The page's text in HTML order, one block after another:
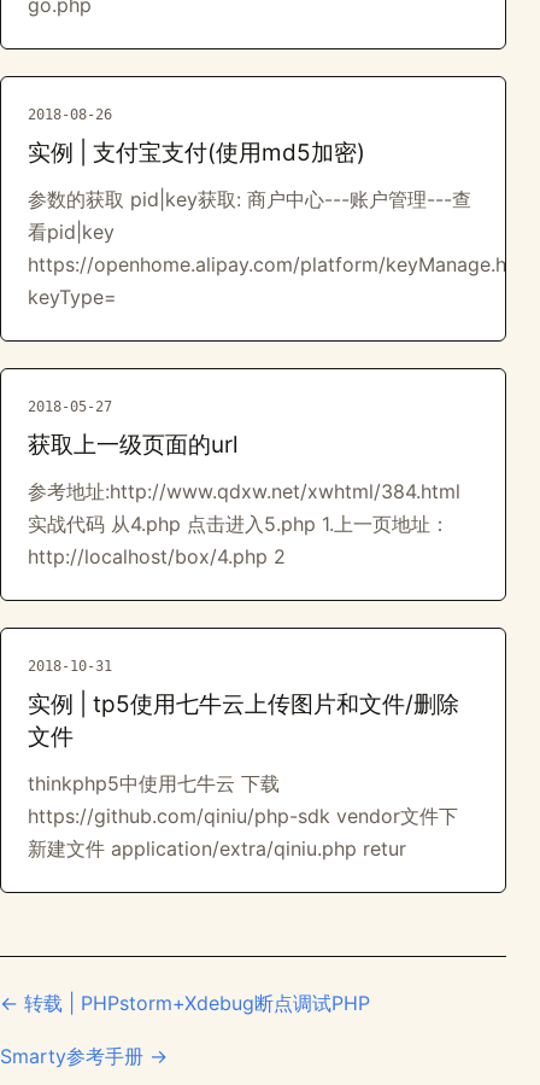
2018-08-26
实例 | 支付宝支付(使用md5加密)
参数的获取 pid|key获取: 商户中心---账户管理---查
看pid|key
https://openhome.alipay.com/platform/keyManage.htm?
keyType=
2018-05-27
获取上一级页面的url
参考地址:http://www.qdxw.net/xwhtml/384.html
实战代码 从4.php 点击进入5.php 1.上一页地址：
http://localhost/box/4.php 2
2018-10-31
实例 | tp5使用七牛云上传图片和文件/删除
文件
thinkphp5中使用七牛云 下载
https://github.com/qiniu/php-sdk vendor文件下
新建文件 application/extra/qiniu.php retur
← 转载 | PHPstorm+Xdebug断点调试PHP
Smarty参考手册 →